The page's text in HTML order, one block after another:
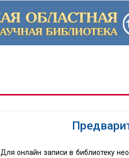
Для онлайн записи в библиотеку